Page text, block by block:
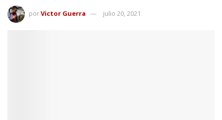
porVictor Guerra julio 20, 2021